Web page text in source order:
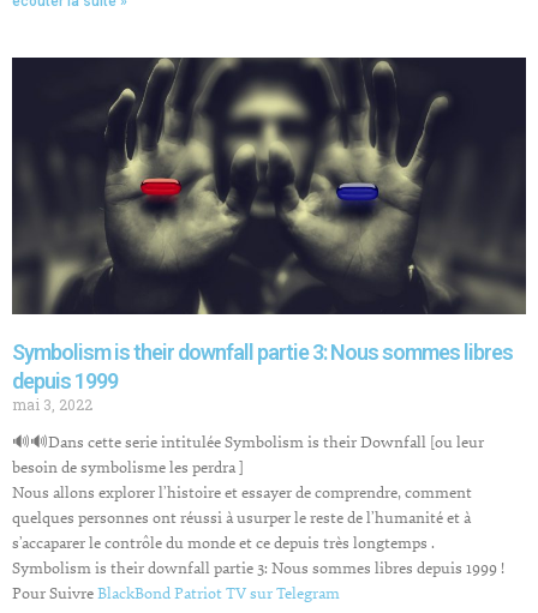
Symbolism is their downfall partie 3: Nous sommes libres
depuis 1999
mai 3, 2022
🔊🔊Dans cette serie intitulée Symbolism is their Downfall [ou leur
besoin de symbolisme les perdra ]
Nous allons explorer l’histoire et essayer de comprendre, comment
quelques personnes ont réussi à usurper le reste de l’humanité et à
s’accaparer le contrôle du monde et ce depuis très longtemps .
Symbolism is their downfall partie 3: Nous sommes libres depuis 1999 !
Pour SuivreBlackBond Patriot TV sur Telegram